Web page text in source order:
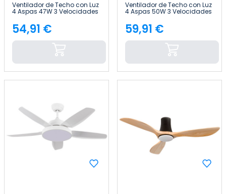
Ventilador de Techo con Luz
4 Aspas 47W 3 Velocidades
Brasil Blanco Thinia Home
Precio
54,91 €
Ventilador de Techo con Luz
4 Aspas 50W 3 Velocidades
Baréin Blanco Thinia Home
Precio
59,91 €